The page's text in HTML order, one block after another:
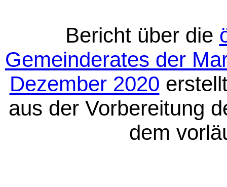
Bericht über die
Gemeinderates der
Dezember 2020
aus der Vorbereitung
dem